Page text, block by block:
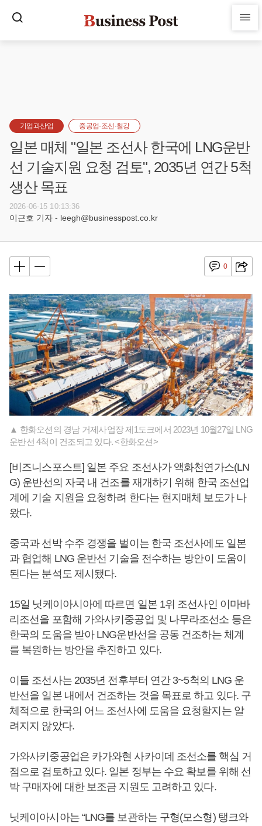
기업과산업 중공업·조선·철강
일본 매체 "일본 조선사 한국에 LNG운반
선 기술지원 요청 검토", 2035년 연간 5척
생산 목표
2026-06-15 10:13:36
이근호 기자 - leegh@businesspost.co.kr
0
▲ 한화오션의 경남 거제사업장 제1도크에서 2023년 10월27일 LNG
운반선 4척이 건조되고 있다. <한화오션>
[비즈니스포스트] 일본 주요 조선사가 액화천연가스(LN
G) 운반선의 자국 내 건조를 재개하기 위해 한국 조선업
계에 기술 지원을 요청하려 한다는 현지매체 보도가 나
왔다.
중국과 선박 수주 경쟁을 벌이는 한국 조선사에도 일본
과 협업해 LNG 운반선 기술을 전수하는 방안이 도움이
된다는 분석도 제시됐다.
15일 닛케이아시아에 따르면 일본 1위 조선사인 이마바
리조선을 포함해 가와사키중공업 및 나무라조선소 등은
한국의 도움을 받아 LNG운반선을 공동 건조하는 체계
를 복원하는 방안을 추진하고 있다.
이들 조선사는 2035년 전후부터 연간 3~5척의 LNG 운
반선을 일본 내에서 건조하는 것을 목표로 하고 있다. 구
체적으로 한국의 어느 조선사에 도움을 요청할지는 알
려지지 않았다.
가와사키중공업은 카가와현 사카이데 조선소를 핵심 거
점으로 검토하고 있다. 일본 정부는 수요 확보를 위해 선
박 구매자에 대한 보조금 지원도 고려하고 있다.
닛케이아시아는 “LNG를 보관하는 구형(모스형) 탱크와